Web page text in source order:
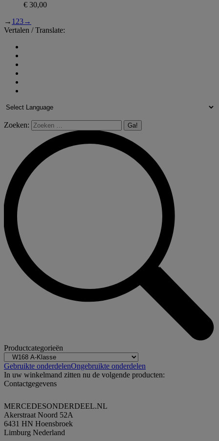
€ 30,00
→ 1 23→
Vertalen / Translate:
Zoeken:
Productcategorieën
Gebruikte onderdelenOngebruikte onderdelen
In uw winkelmand zitten nu de volgende producten:
Contactgegevens
MERCEDESONDERDEEL.NL
Akerstraat Noord 52A
6431 HN Hoensbroek
Limburg Nederland